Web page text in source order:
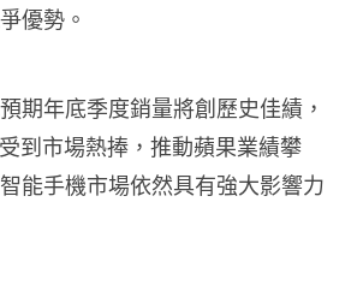
優勢。
期年底季度銷量將創歷史佳績，
到市場熱捧，推動蘋果業績攀
能手機市場依然具有強大影響力